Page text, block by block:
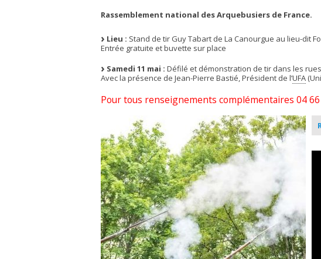
Rassemblement national des Arquebusiers de France.
Lieu : Stand de tir Guy Tabart de La Canourgue au lieu-dit
Entrée gratuite et buvette sur place
Samedi 11 mai : Défilé et démonstration de tir dans les
Avec la présence de Jean-Pierre Bastié, Président de l’UFA
Pour tous renseignements complémentaires 04